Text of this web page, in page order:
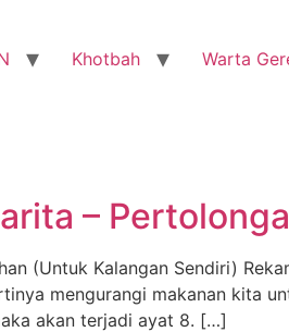
Khotbah Warta
–
(Untuk Kalangan Sendiri)
mengurangi makanan kita
akan terjadi ayat 8. […]